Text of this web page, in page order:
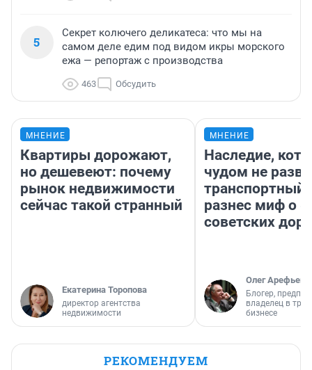
5
Секрет колючего деликатеса: что мы на
самом деле едим под видом икры морского
ежа — репортаж с производства
463 Обсудить
МНЕНИЕ
Квартиры дорожают,
но дешевеют: почему
рынок недвижимости
сейчас такой странный
Екатерина Торопова
директор агентства
недвижимости
МНЕНИЕ
Наследие,
чудом не
транспортный
разнес миф о
советских
Олег Арефьев
Блогер,
владелец в
бизнесе
РЕКОМЕНДУЕМ